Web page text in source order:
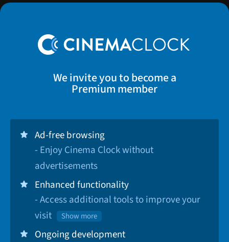
We invite you to become a
Premium member
Ad-free browsing
- Enjoy Cinema Clock without
advertisements
Enhanced functionality
- Access additional tools to improve your
visit
Show more
Ongoing development